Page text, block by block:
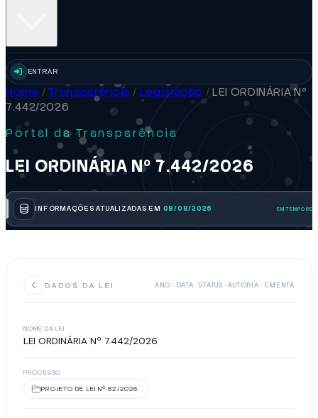
ENTRAR
Home / Transparência / Legislação /LEI ORDINÁRIA Nº
7.442/2026
Portal da Transparência
LEI ORDINÁRIA Nº 7.442/2026
INFORMAÇÕES ATUALIZADAS EM 08/08/2026
DADOS DA LEI ANO · DATA · STATUS · AUTORIA · EMENTA
NOME DA LEI
LEI ORDINÁRIA Nº 7.442/2026
PROCESSO
PROJETO DE LEI Nº 82/2026